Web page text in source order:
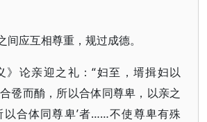
间应互相尊重，规过成德。
》论亲迎之礼：“妇至，壻揖妇以
卺而酳，所以合体同尊卑，以亲之
以合体同尊卑’者……不使尊卑有殊